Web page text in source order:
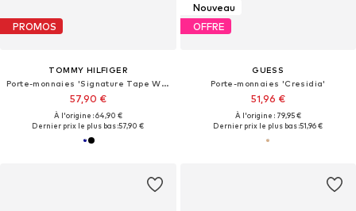
PROMOS
TOMMY HILFIGER
Porte-monnaies 'Signature Tape Wrist Strap'
57,90 €
À l'origine : 64,90 €
Dernier prix le plus bas :57,90 €
Nouveau
OFFRE
GUESS
Porte-monnaies 'Cresidia'
51,96 €
À l'origine : 79,95 €
Dernier prix le plus bas :51,96 €